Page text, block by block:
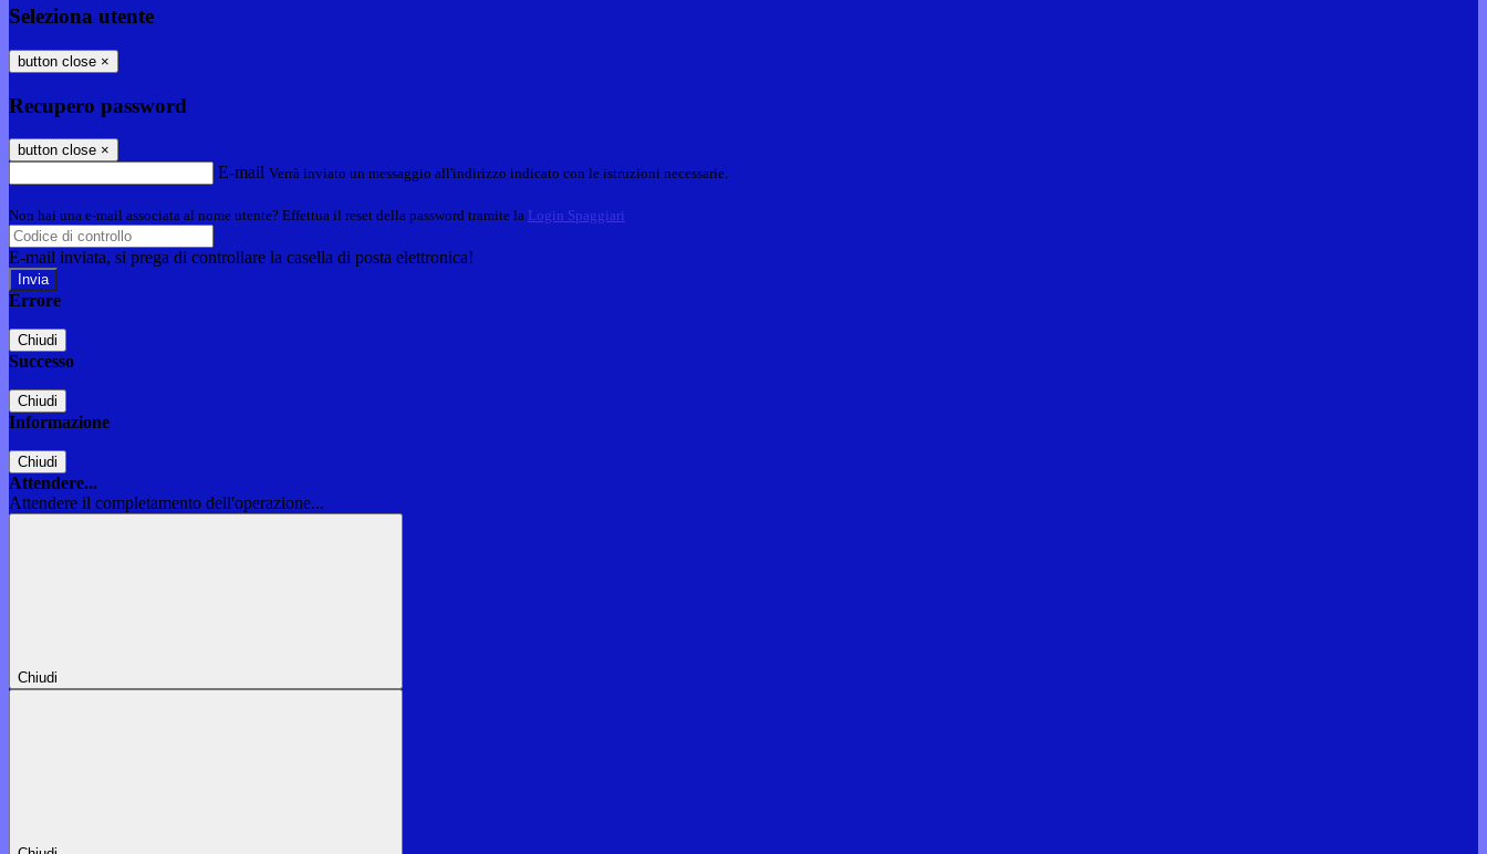
Seleziona utente
button close ×
Recupero password
button close ×
E-mail Verrà inviato un messaggio all'indirizzo indicato con le istruzioni necessarie.
Non hai una e-mail associata al nome utente? Effettua il reset della password tramite la Login Spaggiari
E-mail inviata, si prega di controllare la casella di posta elettronica!
Errore
Chiudi
Successo
Chiudi
Informazione
Chiudi
Attendere...
Attendere il completamento dell'operazione...
Chiudi